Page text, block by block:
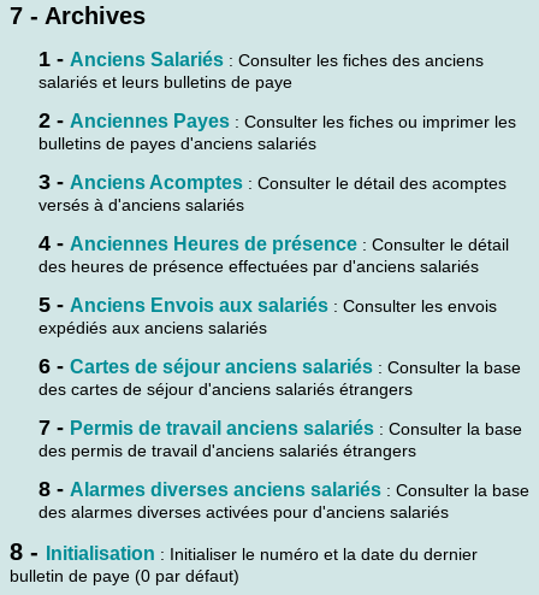
7 - Archives
1 - Anciens Salariés : Consulter les fiches des anciens
salariés et leurs bulletins de paye
2 - Anciennes Payes : Consulter les fiches ou imprimer les
bulletins de payes d'anciens salariés
3 - Anciens Acomptes : Consulter le détail des acomptes
versés à d'anciens salariés
4 - Anciennes Heures de présence : Consulter le détail
des heures de présence effectuées par d'anciens salariés
5 - Anciens Envois aux salariés : Consulter les envois
expédiés aux anciens salariés
6 - Cartes de séjour anciens salariés : Consulter la base
des cartes de séjour d'anciens salariés étrangers
7 - Permis de travail anciens salariés : Consulter la base
des permis de travail d'anciens salariés étrangers
8 - Alarmes diverses anciens salariés : Consulter la base
des alarmes diverses activées pour d'anciens salariés
8 - Initialisation : Initialiser le numéro et la date du dernier
bulletin de paye (0 par défaut)